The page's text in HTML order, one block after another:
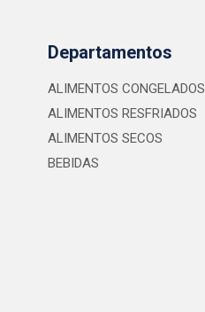
Departamentos
ALIMENTOS CONGELADOS
ALIMENTOS RESFRIADOS
ALIMENTOS SECOS
BEBIDAS